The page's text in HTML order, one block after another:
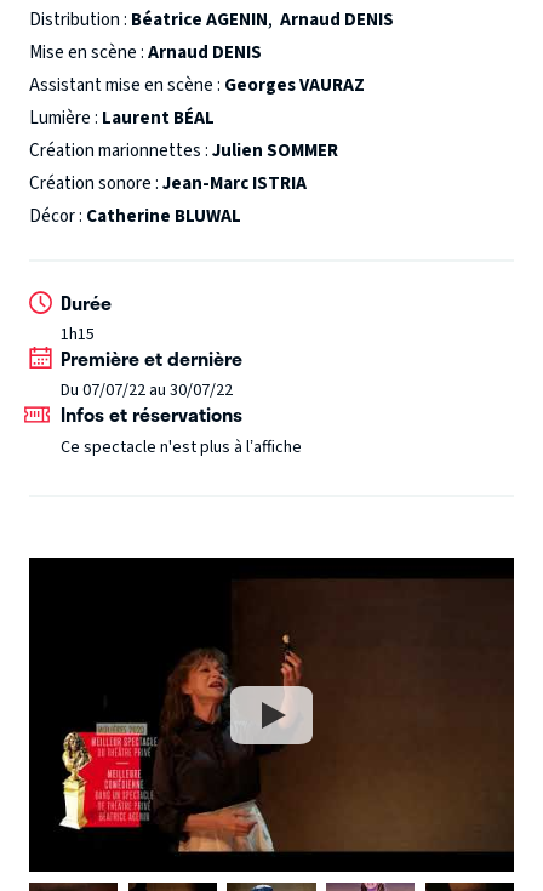
Elle ne sait pas non plus qu’elle y apprendra à lire, à écrire,
à jouer la comédie et à interpréter 35 pièces écrites par
George Sand. Elle sait encore moins qu’elle éprouvera les
souffrances d’un amour qui va la marquer à vie...
Quel sera le destin incroyable de Marie des Poules ?
Molières 2020 – Théâtre Privé et Comédienne pour
Béatrice Agenin
---4 nominations pour les MOLIÈRES
Théâtre Privé pourBéatrice AGENIN
Molière de l'auteur francophone vivant pour
SAVOISIEN
Molière du metteur en scène d'un spectacle de
Théâtre Privé pourArnaud DENIS
Distribution : Béatrice AGENIN, Arnaud DENIS
Mise en scène :Arnaud DENIS
Assistant mise en scène : Georges VAURAZ
Lumière : Laurent BÉAL
Création marionnettes :Julien SOMMER
Création sonore :Jean-Marc ISTRIA
Décor : Catherine BLUWAL
Durée
1h15
Première et dernière
Du 07/07/22 au 30/07/22
Infos et réservations
Ce spectacle n'est plus à l’affiche